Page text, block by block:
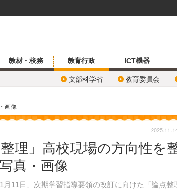
教材・校務 教育行政
文部科学省 教育委員会
ICT機器
画像
理」高校現場の方向性を
真・画像
11日、次期学習指導要領の改訂に向けた「論点整